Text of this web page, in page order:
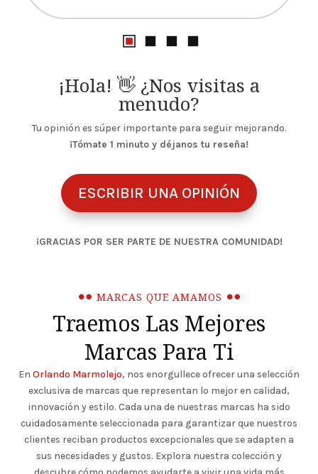
¡Hola! 👋 ¿Nos visitas a
menudo?
Tu opinión es súper importante para seguir mejorando.
¡Tómate 1 minuto y déjanos tu reseña!
ESCRIBIR UNA OPINIÓN
¡GRACIAS POR SER PARTE DE NUESTRA COMUNIDAD!
MARCAS QUE AMAMOS
Traemos Las Mejores
Marcas Para Ti
En Orlando Marmolejo, nos enorgullece ofrecer una selección
exclusiva de marcas que representan lo mejor en calidad,
innovación y estilo. Cada una de nuestras marcas ha sido
cuidadosamente seleccionada para garantizar que nuestros
clientes reciban productos excepcionales que se adapten a
sus necesidades y gustos. Explora nuestra colección y